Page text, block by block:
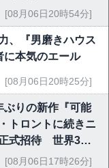
[08月06日20時54分]
、『男磨きハウス
に本気のエール
[08月06日20時25分]
ぶりの新作『可能
トロントに続きニ
式招待 世界3大
画
[08月06日17時26分]